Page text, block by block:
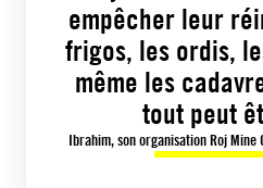
empêcher leur
frigos, les ordis,
même les
tout peut
Ibrahim, son organisation Roj Mine